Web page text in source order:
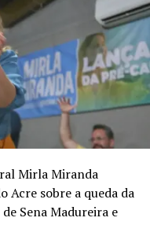
muita
no chão,
esse é o
Acre”,
em Cruzeiro do
Mirla Miranda
Acre sobre a queda da
Sena Madureira e